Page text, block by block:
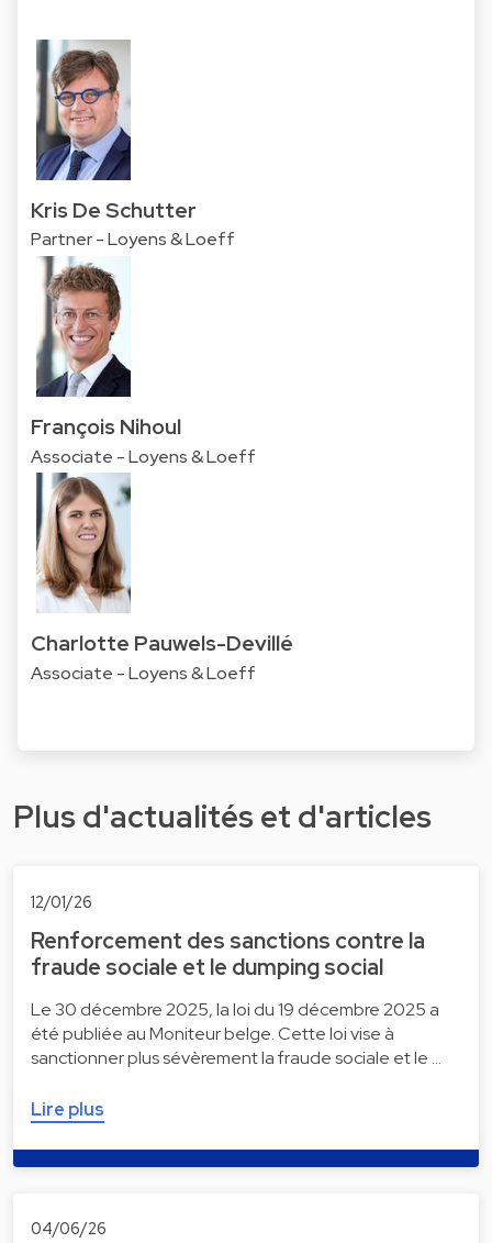
Kris De Schutter
Partner - Loyens & Loeff
François Nihoul
Associate - Loyens & Loeff
Charlotte Pauwels-Devillé
Associate - Loyens & Loeff
Plus d'actualités et d'articles
12/01/26
Renforcement des sanctions contre la
fraude sociale et le dumping social
Le 30 décembre 2025, la loi du 19 décembre 2025 a
été publiée au Moniteur belge. Cette loi vise à
sanctionner plus sévèrement la fraude sociale et le …
Lire plus
04/06/26